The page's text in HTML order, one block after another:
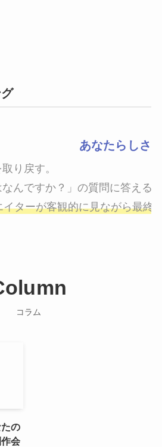
あなたらしさ
り戻す。
なんですか？」の質問に答える
イターが客観的に見ながら最終
コラム
たの
会